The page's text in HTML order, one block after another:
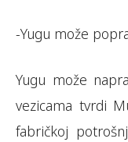
-Yugu može
Yugu može
vezicama tvrdi
fabričkoj